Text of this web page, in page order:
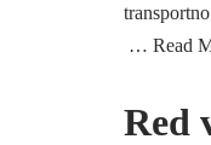
… Read
Red